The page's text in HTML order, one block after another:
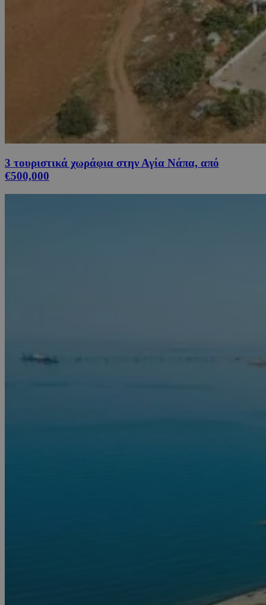
3 τουριστικά χωράφια στην Αγία Νάπα, από
€500,000